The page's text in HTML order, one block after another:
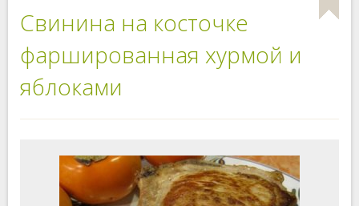
Свинина на косточке
фаршированная хурмой и
яблоками